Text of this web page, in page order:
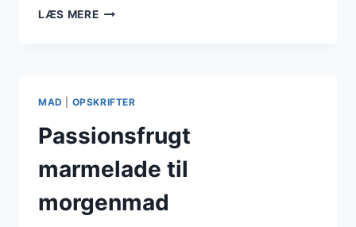
LÆS MEREPASSIONSFRUGT
MAD OPSKRIFTER
Passionsfrugt
marmelade til
morgenmad